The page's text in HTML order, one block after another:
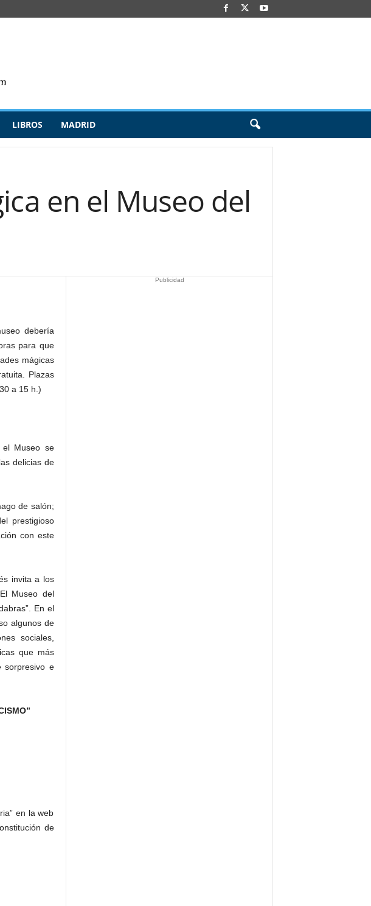
LIBROS MADRID
en el Museo del
debería
para que
mágicas
Plazas
a 15 h.)
el Museo se
delicias de
de salón;
prestigioso
con este
invita a los
Museo del
En el
algunos de
sociales,
que más
sorpresivo e
en la web
de
Publicidad